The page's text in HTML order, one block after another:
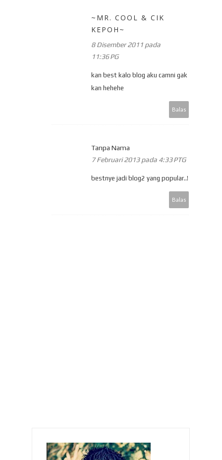
~MR. COOL & CIK
KEPOH~
8 Disember 2011 pada
11:36 PG
kan best kalo blog aku camni gak
kan hehehe
Balas
Tanpa Nama
7 Februari 2013 pada 4:33 PTG
bestnye jadi blog2 yang popular..!
Balas